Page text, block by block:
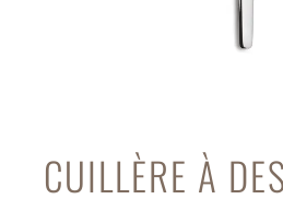
CUILLÈRE À